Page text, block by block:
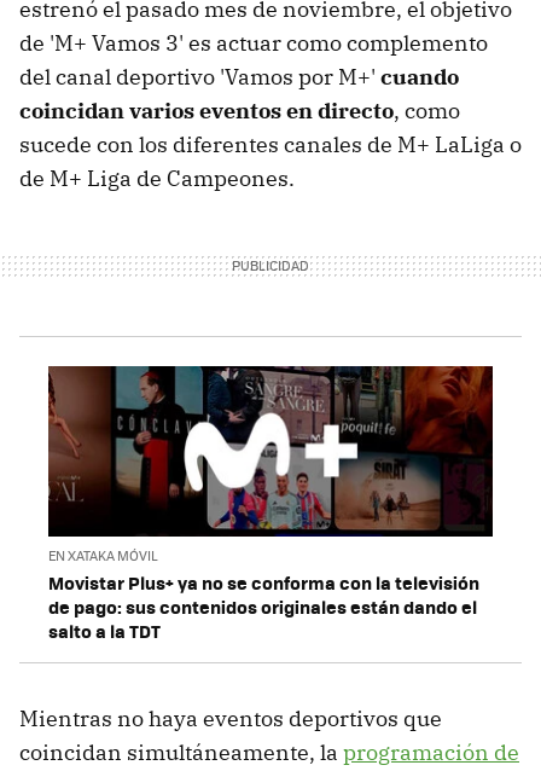
estrenó el pasado mes de noviembre, el objetivo
de 'M+ Vamos 3' es actuar como complemento
del canal deportivo 'Vamos por M+' cuando
coincidan varios eventos en directo, como
sucede con los diferentes canales de M+ LaLiga o
de M+ Liga de Campeones.
EN XATAKA MÓVIL
Movistar Plus+ ya no se conforma con la televisión
de pago: sus contenidos originales están dando el
salto a la TDT
Mientras no haya eventos deportivos que
coincidan simultáneamente, la programación de